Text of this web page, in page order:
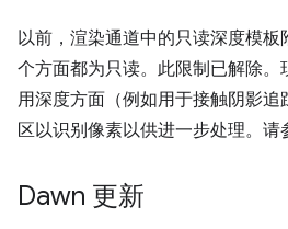
以前，渲染通道中的只读深度模
个方面都为只读。此限制已解除。
用深度方面（例如用于接触阴影
区以识别像素以供进一步处理。请
Dawn 更新